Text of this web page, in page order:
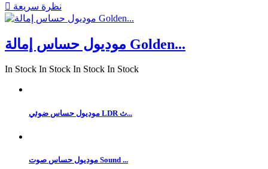
 نظرة سريعة
موديول حساس إمالة Golden...
In Stock In Stock In Stock In Stock
موديول حساس ضوئي LDR ث...
موديول حساس صوت Sound ...